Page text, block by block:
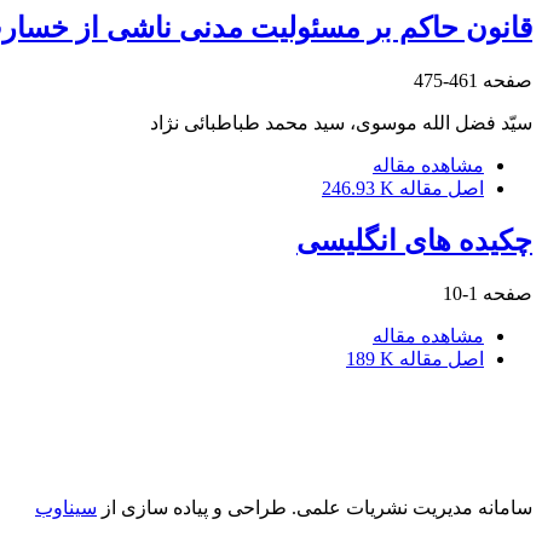
قانون حاکم بر مسئولیت مدنی ناشی از
صفحه 461-475
سیّد فضل الله موسوی، سید محمد طباطبائی نژاد
مشاهده مقاله
اصل مقاله 246.93 K
چکیده های انگلیسی
صفحه 1-10
مشاهده مقاله
اصل مقاله 189 K
سامانه مدیریت نشریات علمی. طراحی و پیاده سازی از سیناوب